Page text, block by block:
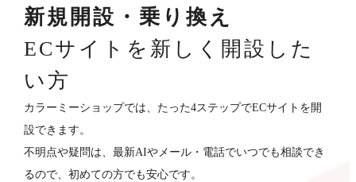
新規開設・乗り換え
ECサイトを新しく開設した
い方
カラーミーショップでは、たった4ステップでECサイトを開
設できます。
不明点や疑問は、最新AIやメール・電話でいつでも相談でき
るので、初めての方でも安心です。